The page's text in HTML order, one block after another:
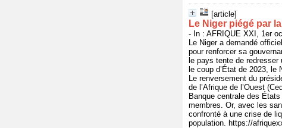
[article]
Le Niger piégé par
- In : AFRIQUE XXI, 1er
Le Niger a demandé
pour renforcer sa
le pays tente de
le coup d’État de 2023,
Le renversement du
de l’Afrique de l’Ouest
Banque centrale des
membres. Or, avec les
confronté à une crise de
population. https://